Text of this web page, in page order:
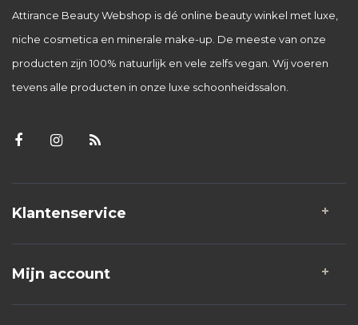
Attirance Beauty Webshop is dé online beauty winkel met luxe,
niche cosmetica en minerale make-up. De meeste van onze
producten zijn 100% natuurlijk en vele zelfs vegan. Wij voeren
tevens alle producten in onze luxe schoonheidssalon.
Klantenservice
Mijn account